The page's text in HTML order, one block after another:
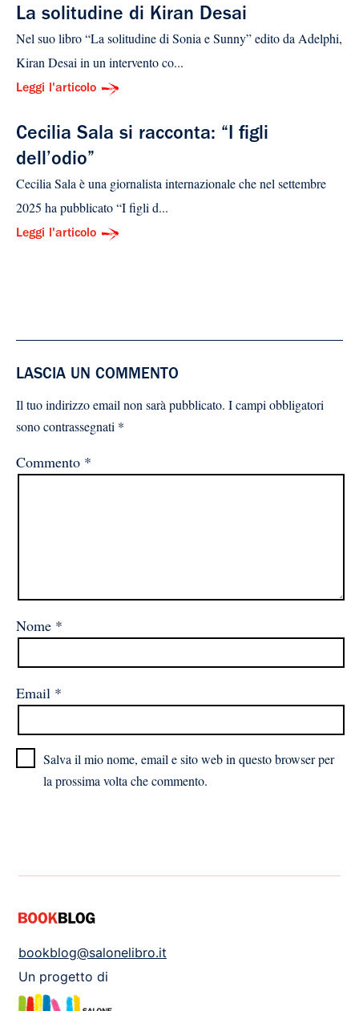
La solitudine di Kiran Desai
Nel suo libro “La solitudine di Sonia e Sunny” edito da Adelphi,
Kiran Desai in un intervento co...
Leggi l'articolo
Cecilia Sala si racconta: “I figli
dell’odio”
Cecilia Sala è una giornalista internazionale che nel settembre
2025 ha pubblicato “I figli d...
Leggi l'articolo
LASCIA UN COMMENTO
Il tuo indirizzo email non sarà pubblicato. I campi obbligatori
sono contrassegnati *
Commento *
Nome *
Email *
Salva il mio nome, email e sito web in questo browser per
la prossima volta che commento.
bookblog@salonelibro.it
Un progetto di